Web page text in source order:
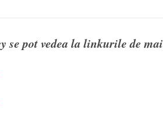
pot vedea la linkurile de